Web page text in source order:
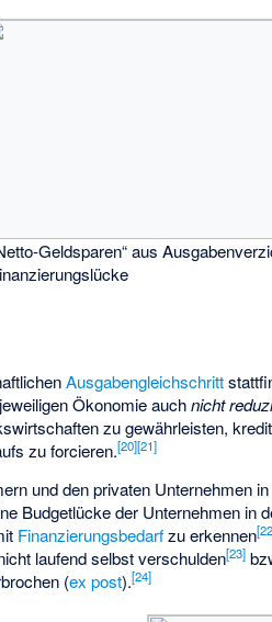
Geldsparen“ aus
Ausgabengleichschritt
Ökonomie auchnicht
zu gewährleisten,
zu forcieren.[20][21]
und den privaten Unternehmen
Budgetlücke der Unternehmen in
Finanzierungsbedarfzu erkennen[
laufend selbst verschulden[23]
(ex post).[24]